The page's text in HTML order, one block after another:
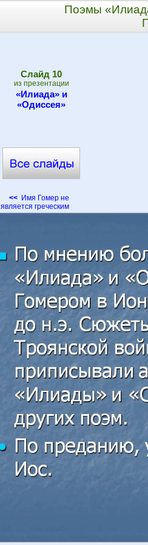
Поэмы
Cлайд 10
из презентации
«Илиада» и
«Одиссея»
<< Имя Гомер не
является греческим